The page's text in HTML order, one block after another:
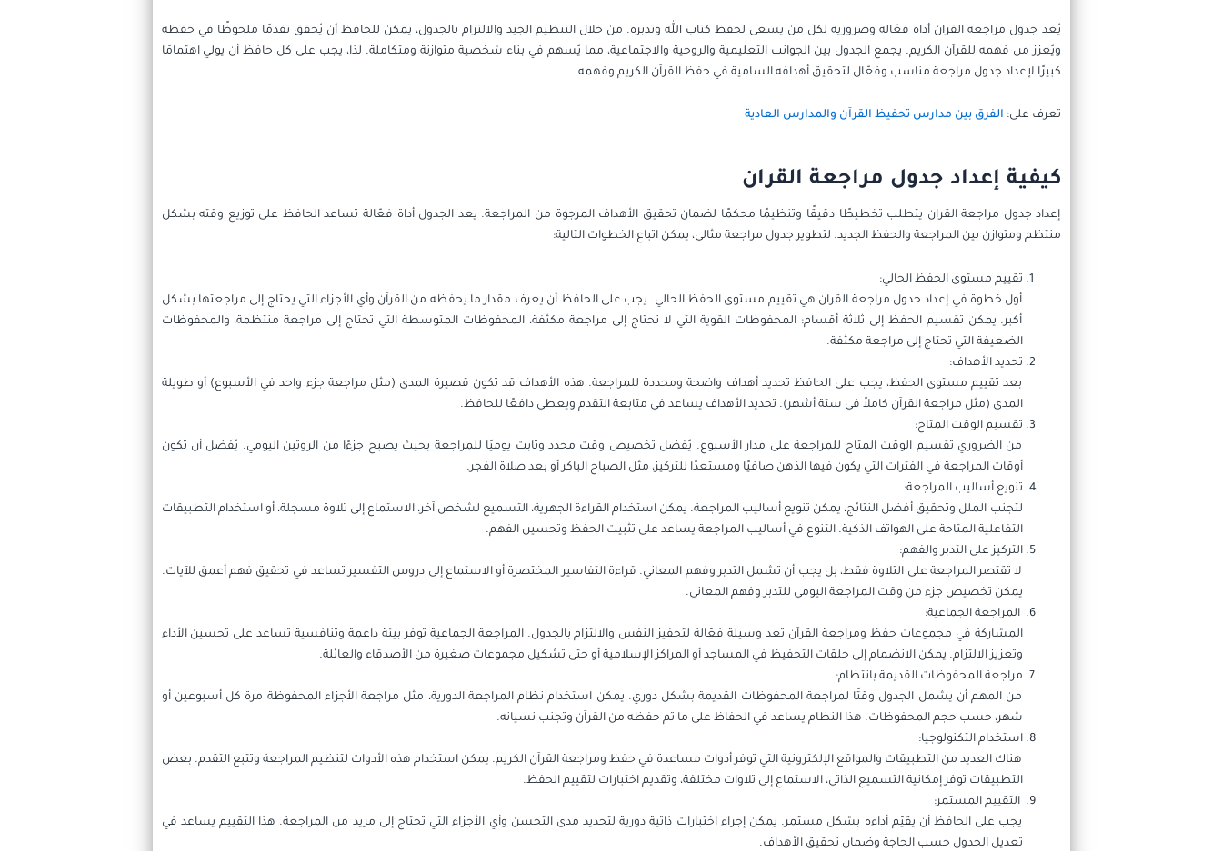
يُعد جدول مراجعة القران أداة فعّالة وضرورية لكل من يسعى لحفظ كتاب الله وتدبره. من خلال التنظيم الجيد والالتزام بالجدول، يمكن للحافظ أن يُحقق تقدمًا ملحوظًا في حفظه
ويُعزز من فهمه للقرآن الكريم. يجمع الجدول بين الجوانب التعليمية والروحية والاجتماعية، مما يُسهم في بناء شخصية متوازنة ومتكاملة. لذا، يجب على كل حافظ أن يولي اهتمامًا
كبيرًا لإعداد جدول مراجعة مناسب وفعّال لتحقيق أهدافه السامية في حفظ القرآن الكريم وفهمه.
تعرف على: الفرق بين مدارس تحفيظ القرآن والمدارس العادية
كيفية إعداد جدول مراجعة القران
إعداد جدول مراجعة القران يتطلب تخطيطًا دقيقًا وتنظيمًا محكمًا لضمان تحقيق الأهداف المرجوة من المراجعة. يعد الجدول أداة فعّالة تساعد الحافظ على توزيع وقته بشكل
منتظم ومتوازن بين المراجعة والحفظ الجديد. لتطوير جدول مراجعة مثالي، يمكن اتباع الخطوات التالية:
تقييم مستوى الحفظ الحالي:
أول خطوة في إعداد جدول مراجعة القران هي تقييم مستوى الحفظ الحالي. يجب على الحافظ أن يعرف مقدار ما يحفظه من القرآن وأي الأجزاء التي يحتاج إلى مراجعتها بشكل
أكبر. يمكن تقسيم الحفظ إلى ثلاثة أقسام: المحفوظات القوية التي لا تحتاج إلى مراجعة مكثفة، المحفوظات المتوسطة التي تحتاج إلى مراجعة منتظمة، والمحفوظات
الضعيفة التي تحتاج إلى مراجعة مكثفة.
تحديد الأهداف:
بعد تقييم مستوى الحفظ، يجب على الحافظ تحديد أهداف واضحة ومحددة للمراجعة. هذه الأهداف قد تكون قصيرة المدى (مثل مراجعة جزء واحد في الأسبوع) أو طويلة
المدى (مثل مراجعة القرآن كاملاً في ستة أشهر). تحديد الأهداف يساعد في متابعة التقدم ويعطي دافعًا للحافظ.
تقسيم الوقت المتاح:
من الضروري تقسيم الوقت المتاح للمراجعة على مدار الأسبوع. يُفضل تخصيص وقت محدد وثابت يوميًا للمراجعة بحيث يصبح جزءًا من الروتين اليومي. يُفضل أن تكون
أوقات المراجعة في الفترات التي يكون فيها الذهن صافيًا ومستعدًا للتركيز، مثل الصباح الباكر أو بعد صلاة الفجر.
تنويع أساليب المراجعة:
لتجنب الملل وتحقيق أفضل النتائج، يمكن تنويع أساليب المراجعة. يمكن استخدام القراءة الجهرية، التسميع لشخص آخر، الاستماع إلى تلاوة مسجلة، أو استخدام التطبيقات
التفاعلية المتاحة على الهواتف الذكية. التنوع في أساليب المراجعة يساعد على تثبيت الحفظ وتحسين الفهم.
التركيز على التدبر والفهم:
لا تقتصر المراجعة على التلاوة فقط، بل يجب أن تشمل التدبر وفهم المعاني. قراءة التفاسير المختصرة أو الاستماع إلى دروس التفسير تساعد في تحقيق فهم أعمق للآيات.
يمكن تخصيص جزء من وقت المراجعة اليومي للتدبر وفهم المعاني.
المراجعة الجماعية:
المشاركة في مجموعات حفظ ومراجعة القرآن تعد وسيلة فعّالة لتحفيز النفس والالتزام بالجدول. المراجعة الجماعية توفر بيئة داعمة وتنافسية تساعد على تحسين الأداء
وتعزيز الالتزام. يمكن الانضمام إلى حلقات التحفيظ في المساجد أو المراكز الإسلامية أو حتى تشكيل مجموعات صغيرة من الأصدقاء والعائلة.
مراجعة المحفوظات القديمة بانتظام:
من المهم أن يشمل الجدول وقتًا لمراجعة المحفوظات القديمة بشكل دوري. يمكن استخدام نظام المراجعة الدورية، مثل مراجعة الأجزاء المحفوظة مرة كل أسبوعين أو
شهر، حسب حجم المحفوظات. هذا النظام يساعد في الحفاظ على ما تم حفظه من القرآن وتجنب نسيانه.
استخدام التكنولوجيا:
هناك العديد من التطبيقات والمواقع الإلكترونية التي توفر أدوات مساعدة في حفظ ومراجعة القرآن الكريم. يمكن استخدام هذه الأدوات لتنظيم المراجعة وتتبع التقدم. بعض
التطبيقات توفر إمكانية التسميع الذاتي، الاستماع إلى تلاوات مختلفة، وتقديم اختبارات لتقييم الحفظ.
التقييم المستمر:
يجب على الحافظ أن يقيّم أداءه بشكل مستمر. يمكن إجراء اختبارات ذاتية دورية لتحديد مدى التحسن وأي الأجزاء التي تحتاج إلى مزيد من المراجعة. هذا التقييم يساعد في
تعديل الجدول حسب الحاجة وضمان تحقيق الأهداف.